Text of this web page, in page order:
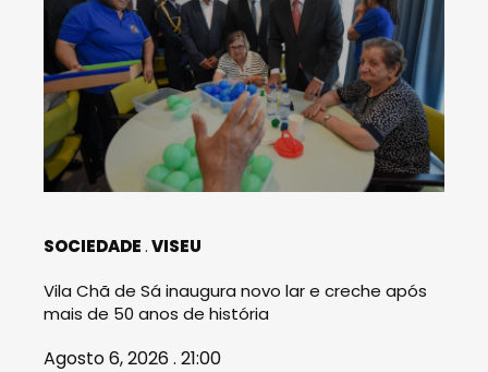
SOCIEDADE VISEU
Vila Chã de Sá inaugura novo lar e creche após
mais de 50 anos de história
Agosto 6, 2026 . 21:00